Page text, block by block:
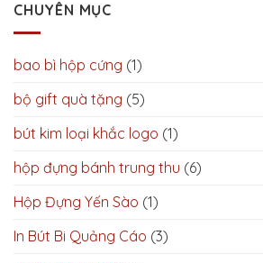
CHUYÊN MỤC
bao bì hộp cứng (1)
bộ gift quà tặng (5)
bút kim loại khắc logo (1)
hộp đựng bánh trung thu (6)
Hộp Đựng Yến Sào (1)
In Bút Bi Quảng Cáo (3)